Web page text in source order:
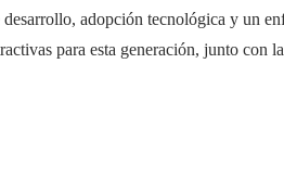
adopción tecnológica y un
para esta generación, junto con